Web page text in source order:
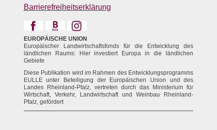
Barrierefreiheitserklärung
EUROPÄISCHE UNION
Europäischer Landwirtschaftsfonds für die Entwicklung des
ländlichen Raums: Hier investiert Europa in die ländlichen
Gebiete
Diese Publikation wird im Rahmen des Entwicklungsprogramms
EULLE unter Beteiligung der Europäischen Union und des
Landes Rheinland-Pfalz, vertreten durch das Ministerium für
Wirtschaft, Verkehr, Landwirtschaft und Weinbau Rheinland-
Pfalz, gefördert